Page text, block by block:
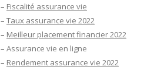
– Fiscalité assurance vie
– Taux assurance vie 2022
– Meilleur placement financier 2022
– Assurance vie en ligne
– Rendement assurance vie 2022